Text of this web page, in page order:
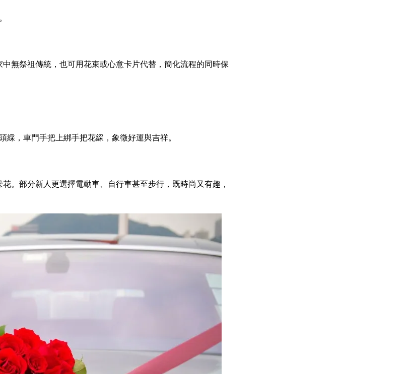
無祭祖傳統，也可用花束或心意卡片代替，簡化流程的同時保
，車門手把上綁手把花綵，象徵好運與吉祥。
。部分新人更選擇電動車、自行車甚至步行，既時尚又有趣，